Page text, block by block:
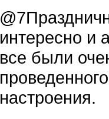
интересно и
все были
настроения.